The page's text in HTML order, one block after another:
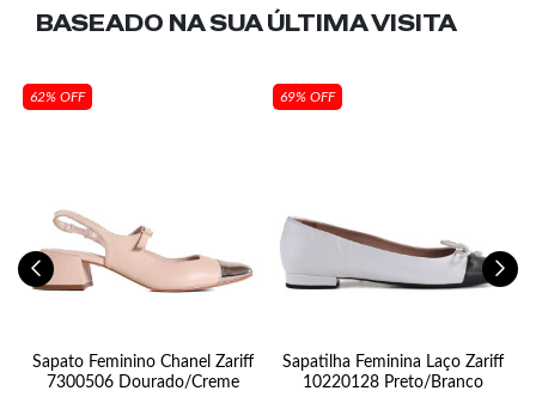
BASEADO NA SUAÚLTIMA VISITA
62% OFF
Sapato Feminino Chanel Zariff
7300506 Dourado/Creme
69% OFF
Sapatilha Feminina Laço Zariff
10220128 Preto/Branco